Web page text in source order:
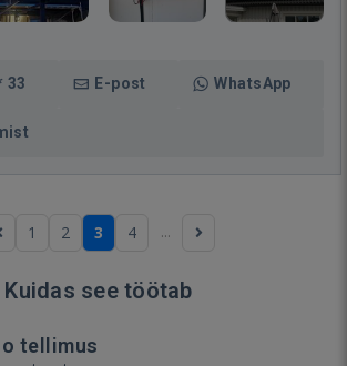
33 E-post WhatsApp
1 2 3 4 ...
Kuidas see töötab
tellimus